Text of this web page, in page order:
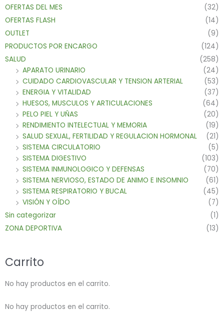
OFERTAS DEL MES
(32)
OFERTAS FLASH
(14)
OUTLET
(9)
PRODUCTOS POR ENCARGO
(124)
SALUD
(258)
APARATO URINARIO
(24)
CUIDADO CARDIOVASCULAR Y TENSION ARTERIAL
(53)
ENERGIA Y VITALIDAD
(37)
HUESOS, MUSCULOS Y ARTICULACIONES
(64)
PELO PIEL Y UÑAS
(20)
RENDIMIENTO INTELECTUAL Y MEMORIA
(19)
SALUD SEXUAL, FERTILIDAD Y REGULACION HORMONAL
(21)
SISTEMA CIRCULATORIO
(5)
SISTEMA DIGESTIVO
(103)
SISTEMA INMUNOLOGICO Y DEFENSAS
(70)
SISTEMA NERVIOSO, ESTADO DE ANIMO E INSOMNIO
(61)
SISTEMA RESPIRATORIO Y BUCAL
(45)
VISIÓN Y OÍDO
(7)
Sin categorizar
(1)
ZONA DEPORTIVA
(13)
Carrito
No hay productos en el carrito.
No hay productos en el carrito.